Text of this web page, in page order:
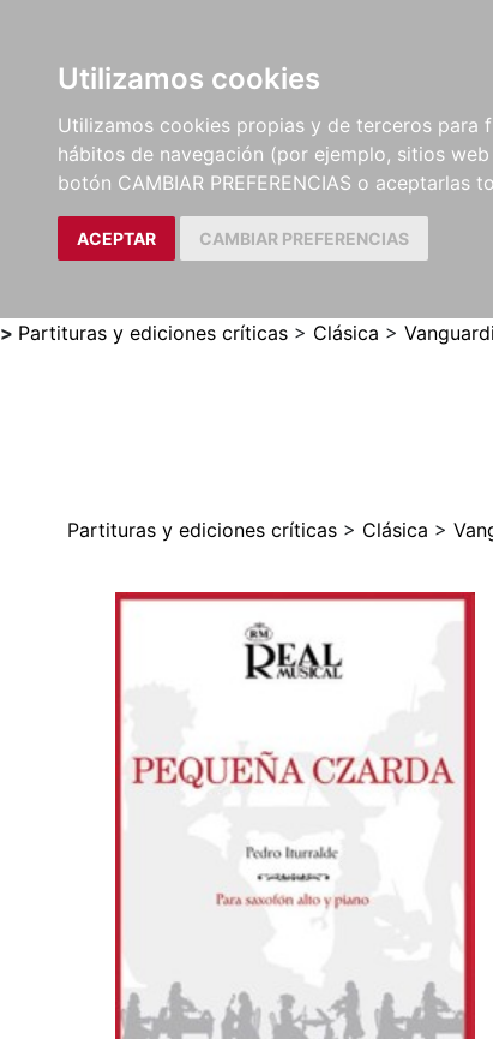
Utilizamos cookies
Utilizamos cookies propias y de terceros para
hábitos de navegación (por ejemplo, sitios
botón CAMBIAR PREFERENCIAS o aceptarlas
ACEPTAR CAMBIAR PREFERENCIAS
LIBROS
MÉTODOS Y
EJERCICIOS
PARTITURAS Y
CRÍTICAS
> Partituras y ediciones críticas > Clásica >
Partituras y ediciones críticas > Clásica >